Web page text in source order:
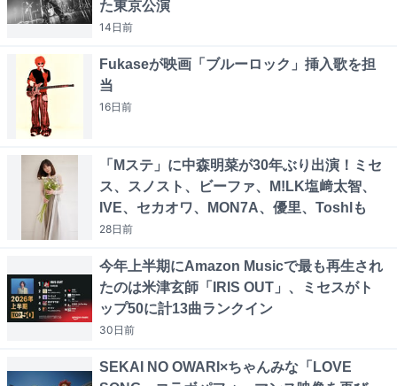
た東京公演
14日前
Fukaseが映画「ブルーロック」挿入歌を担
当
16日前
「Mステ」に中森明菜が30年ぶり出演！ミセ
ス、スノスト、ビーファ、M!LK塩﨑太智、
IVE、セカオワ、MON7A、優里、Toshlも
28日前
今年上半期にAmazon Musicで最も再生され
たのは米津玄師「IRIS OUT」、ミセスがト
ップ50に計13曲ランクイン
30日前
SEKAI NO OWARI×ちゃんみな「LOVE